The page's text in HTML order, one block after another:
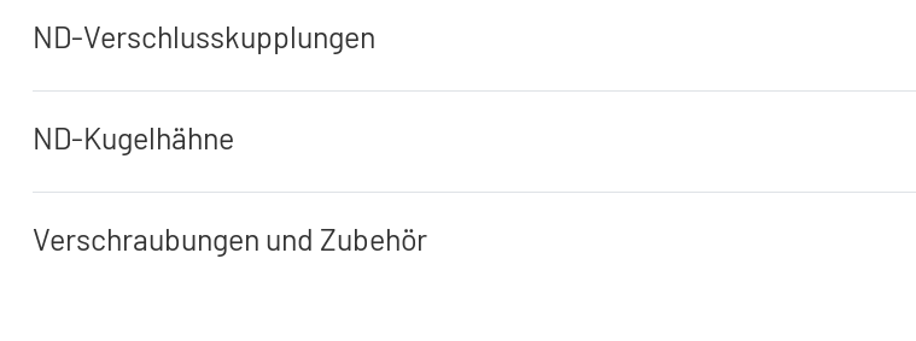
ND-Verschlusskupplungen
ND-Kugelhähne
Verschraubungen und Zubehör